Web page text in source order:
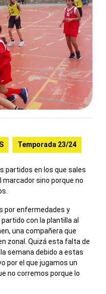
Temporada 23/24
partidos en los que sales
sino porque no
por enfermedades y
con la plantilla al
una compañera que
zonal. Quizá esta falta de
semana debido a estas
por el que jugamos un
no corremos porque lo